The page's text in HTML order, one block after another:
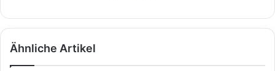
Ähnliche Artikel